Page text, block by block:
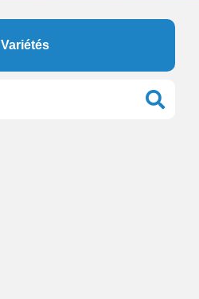
Variétés